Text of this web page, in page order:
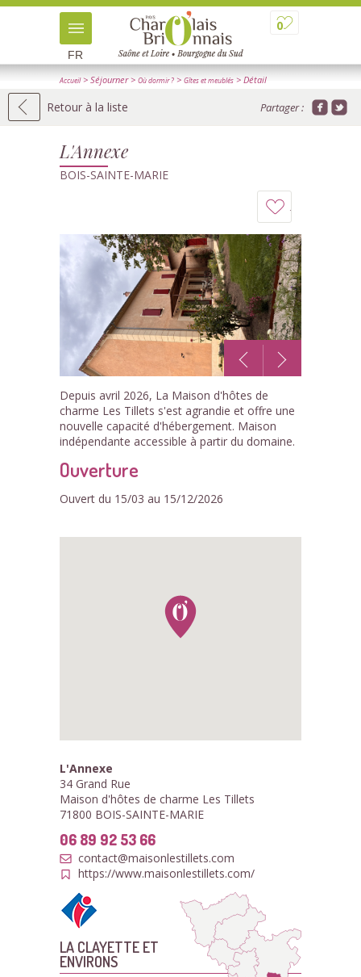
0
FR
Accueil> Séjourner> Où dormir ? > Gîtes et meublés > Détail
Retour à la liste Partager :
L'Annexe
BOIS-SAINTE-MARIE
à
mon
carnet
1 /8
Depuis avril 2026, La Maison d'hôtes de
charme Les Tillets s'est agrandie et offre une
nouvelle capacité d'hébergement. Maison
indépendante accessible à partir du domaine.
Ouverture
Ouvert du 15/03 au 15/12/2026
L'Annexe
34 Grand Rue
Maison d'hôtes de charme Les Tillets
71800 BOIS-SAINTE-MARIE
06 89 92 53 66
contact@maisonlestillets.com
https://www.maisonlestillets.com/
LA CLAYETTE ET
ENVIRONS